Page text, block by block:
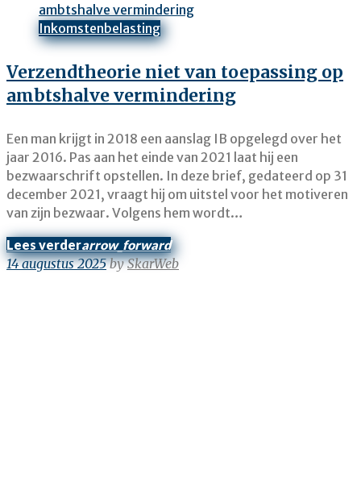
Inkomstenbelasting
Verzendtheorie niet van toepassing op
ambtshalve vermindering
Een man krijgt in 2018 een aanslag IB opgelegd over het
jaar 2016. Pas aan het einde van 2021 laat hij een
bezwaarschrift opstellen. In deze brief, gedateerd op 31
december 2021, vraagt hij om uitstel voor het motiveren
van zijn bezwaar. Volgens hem wordt…
Lees verderarrow_forward
14 augustus 2025 bySkarWeb